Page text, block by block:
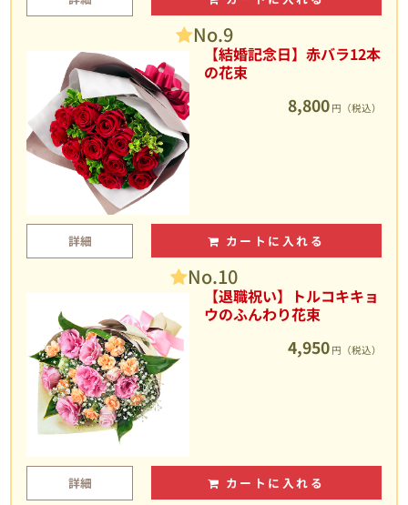
No.9
【結婚記念日】赤バラ12本
の花束
8,800 円（税込）
詳細 カートに入れる
No.10
【退職祝い】トルコキキョ
ウのふんわり花束
4,950 円（税込）
詳細 カートに入れる